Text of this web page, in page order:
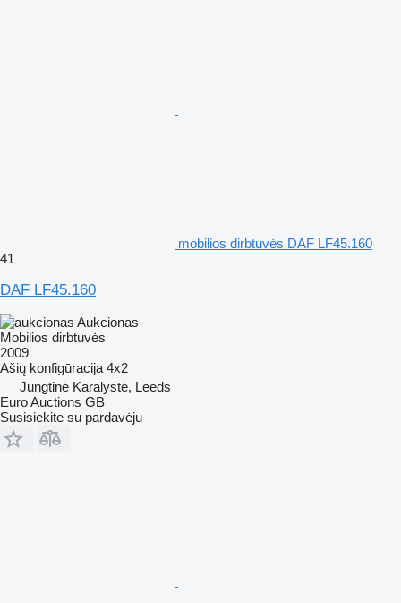
mobilios dirbtuvės DAF LF45.160
41
DAF LF45.160
Aukcionas
Mobilios dirbtuvės
2009
Ašių konfigūracija 4x2
Jungtinė Karalystė, Leeds
Euro Auctions GB
Susisiekite su pardavėju